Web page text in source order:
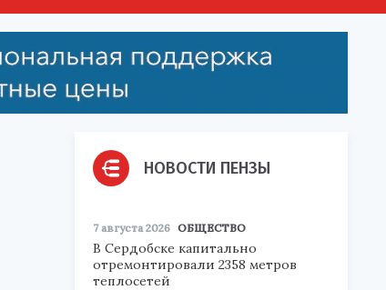
НОВОСТИ ПЕНЗЫ
7 августа 2026 ОБЩЕСТВО
В Сердобске капитально
отремонтировали 2358 метров
теплосетей